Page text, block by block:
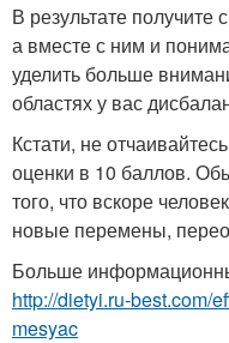
В результате получите
а вместе с ним и
уделить больше
областях у вас
Кстати, не
оценки в 10 баллов.
того, что вскоре
новые перемены,
Больше
http://dietyi.ru-best.com/
mesyac